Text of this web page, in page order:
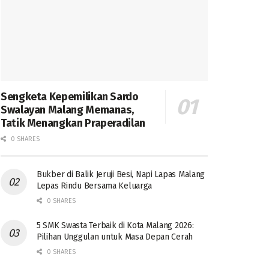
Sengketa Kepemilikan Sardo
Swalayan Malang Memanas,
Tatik Menangkan Praperadilan
0 SHARES
Bukber di Balik Jeruji Besi, Napi Lapas Malang
Lepas Rindu Bersama Keluarga
0 SHARES
5 SMK Swasta Terbaik di Kota Malang 2026:
Pilihan Unggulan untuk Masa Depan Cerah
0 SHARES